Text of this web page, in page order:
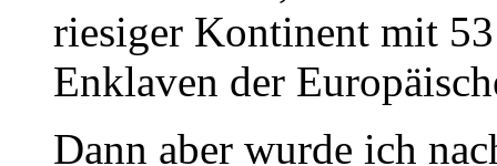
riesiger Kontinent mit
Enklaven der
Dann aber wurde ich